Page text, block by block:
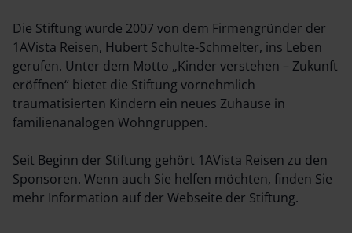
Die Stiftung wurde 2007 von dem Firmengründer der
1AVista Reisen, Hubert Schulte-Schmelter, ins Leben
gerufen. Unter dem Motto „Kinder verstehen – Zukunft
eröffnen“ bietet die Stiftung vornehmlich
traumatisierten Kindern ein neues Zuhause in
familienanalogen Wohngruppen.
Seit Beginn der Stiftung gehört 1AVista Reisen zu den
Sponsoren. Wenn auch Sie helfen möchten, finden Sie
mehr Information auf der Webseite der Stiftung.